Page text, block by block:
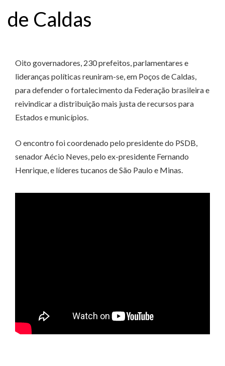
de Caldas
Oito governadores, 230 prefeitos, parlamentares e
lideranças políticas reuniram-se, em Poços de Caldas,
para defender o fortalecimento da Federação brasileira e
reivindicar a distribuição mais justa de recursos para
Estados e municípios.
O encontro foi coordenado pelo presidente do PSDB,
senador Aécio Neves, pelo ex-presidente Fernando
Henrique, e líderes tucanos de São Paulo e Minas.